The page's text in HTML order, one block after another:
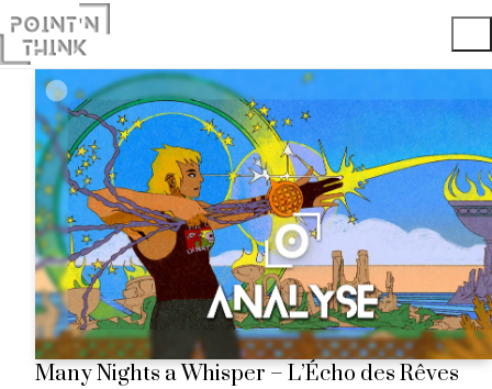
Many Nights a Whisper – L’Écho des Rêves